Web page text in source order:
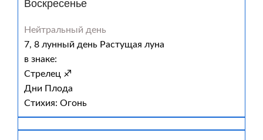
Воскресенье
Нейтральный день
7, 8 лунный день Растущая луна
в знаке:
Стрелец ♐
Дни Плода
Стихия: Огонь